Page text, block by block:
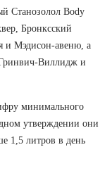
Станозолол Body
Бронксский
и Мэдисон-авеню, а
Виллидж и
минимального
утверждении они
1,5 литров в день